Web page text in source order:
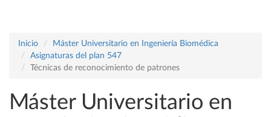
Inicio
Máster Universitario en Ingeniería Biomédica
Asignaturas del plan 547
Técnicas de reconocimiento de patrones
Máster Universitario en